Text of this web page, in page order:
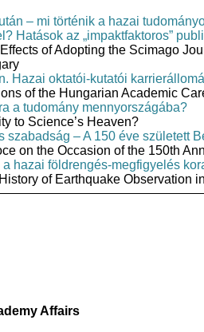
– mi történik a hazai
Hatások az „impaktfaktoros”
of Adopting the Scimago
Hazai oktatói-kutatói
of the Hungarian Academic
a tudomány mennyországába?
to Science’s Heaven?
szabadság – A 150 éve született
on the Occasion of the 150th
hazai földrengés-megfigyelés
of Earthquake Observation
Affairs